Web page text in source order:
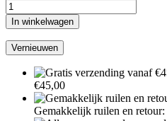
In winkelwagen
€45,00
Gemakkelijk ruilen en retour: